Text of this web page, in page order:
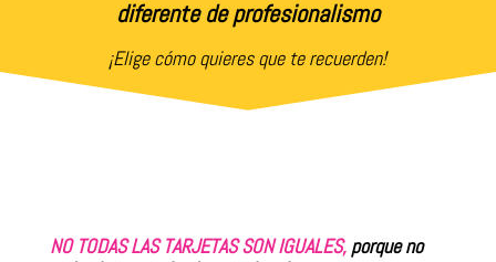
diferente de profesionalismo
¡Elige cómo quieres que te recuerden!
NO TODAS LAS TARJETAS SON IGUALES,porque no